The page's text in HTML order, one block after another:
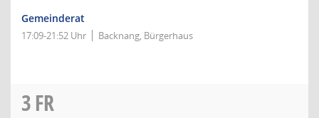
Gemeinderat
17:09-21:52 Uhr Backnang, Bürgerhaus
3FR